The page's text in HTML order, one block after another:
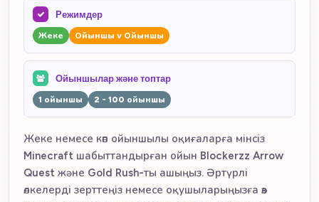
Режимдер
Жеке Ойыншы v Ойыншы
Ойыншылар және топтар
1 ойыншы 2 - 100 ойыншы
Жеке немесе көп ойыншылы оқиғаларға мінсіз
Minecraft шабыттандырған ойын Blockerzz Arrow
Quest және Gold Rush-ты ашыңыз. Әртүрлі
өлкелерді зерттеңіз немесе оқушыларыңызға өз